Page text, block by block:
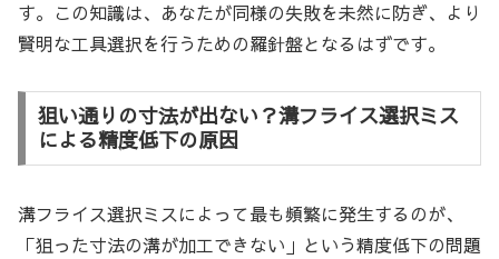
す。この知識は、あなたが同様の失敗を未然に防ぎ、より
賢明な工具選択を行うための羅針盤となるはずです。
狙い通りの寸法が出ない？溝フライス選択ミス
による精度低下の原因
溝フライス選択ミスによって最も頻繁に発生するのが、
「狙った寸法の溝が加工できない」という精度低下の問題